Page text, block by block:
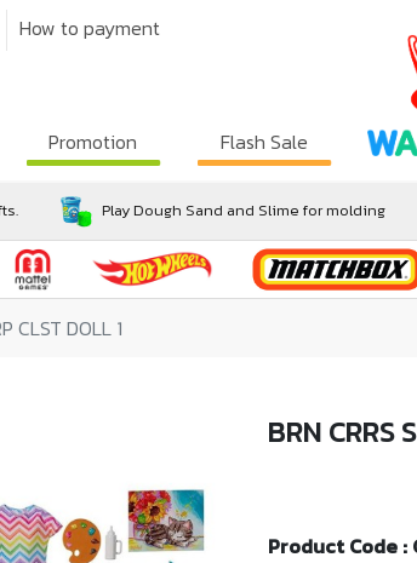
How to payment
Promotion Flash Sale
Play Dough Sand and Slime for molding
CLST DOLL 1
BRN CRRS
Product Code :